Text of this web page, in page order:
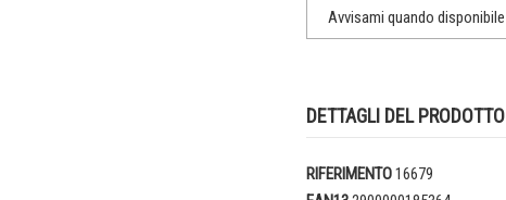
DETTAGLI DEL PRODOTTO
RIFERIMENTO16679